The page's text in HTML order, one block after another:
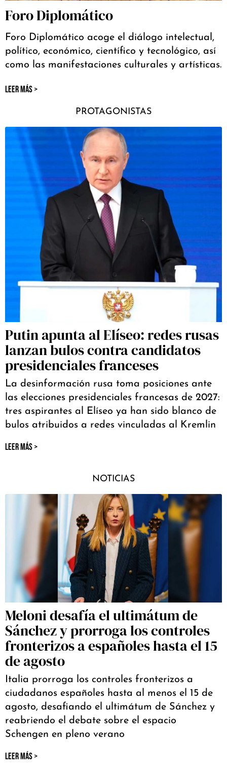
Foro Diplomático
Foro Diplomático acoge el diálogo intelectual,
político, económico, científico y tecnológico, así
como las manifestaciones culturales y artísticas.
LEER MÁS >
PROTAGONISTAS
Putin apunta al Elíseo: redes rusas
lanzan bulos contra candidatos
presidenciales franceses
La desinformación rusa toma posiciones ante
las elecciones presidenciales francesas de 2027:
tres aspirantes al Elíseo ya han sido blanco de
bulos atribuidos a redes vinculadas al Kremlin
LEER MÁS >
NOTICIAS
Meloni desafía el ultimátum de
Sánchez y prorroga los controles
fronterizos a españoles hasta el 15
de agosto
Italia prorroga los controles fronterizos a
ciudadanos españoles hasta al menos el 15 de
agosto, desafiando el ultimátum de Sánchez y
reabriendo el debate sobre el espacio
Schengen en pleno verano
LEER MÁS >